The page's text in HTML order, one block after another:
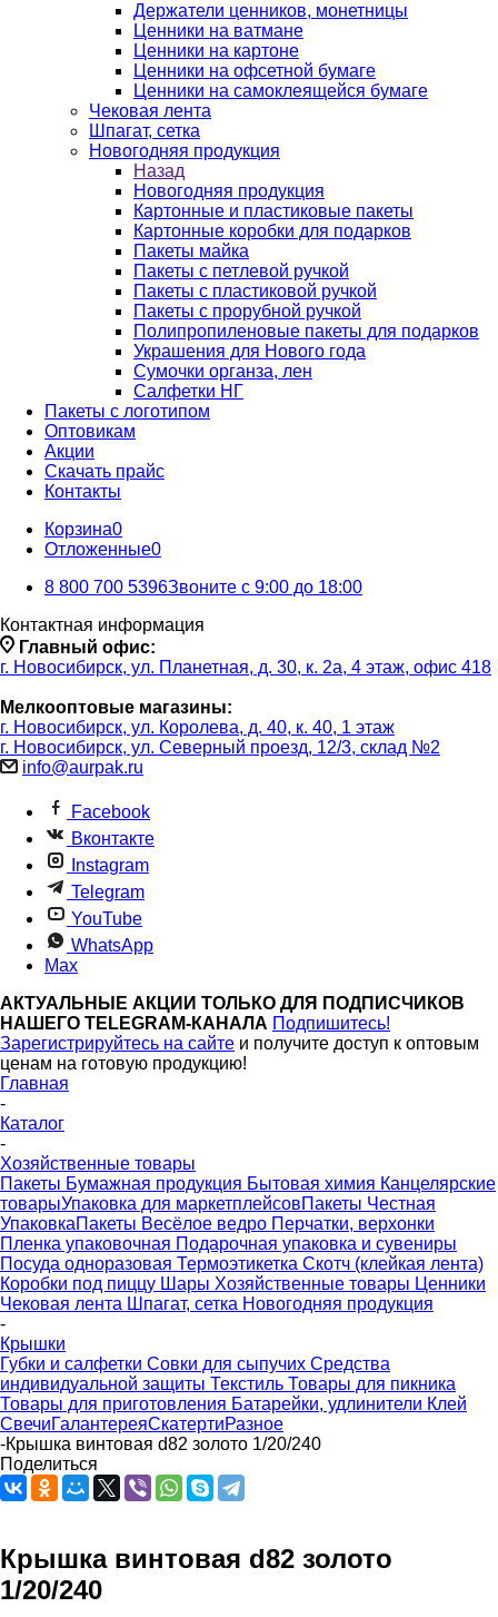
Держатели ценников, монетницы
Ценники на ватмане
Ценники на картоне
Ценники на офсетной бумаге
Ценники на самоклеящейся бумаге
Чековая лента
Шпагат, сетка
Новогодняя продукция
Назад
Новогодняя продукция
Картонные и пластиковые пакеты
Картонные коробки для подарков
Пакеты майка
Пакеты с петлевой ручкой
Пакеты с пластиковой ручкой
Пакеты с прорубной ручкой
Полипропиленовые пакеты для подарков
Украшения для Нового года
Сумочки органза, лен
Салфетки НГ
Пакеты с логотипом
Оптовикам
Акции
Скачать прайс
Контакты
Корзина0
Отложенные0
8 800 700 5396Звоните с 9:00 до 18:00
Контактная информация
Главный офис:
г. Новосибирск, ул. Планетная, д. 30, к. 2а, 4 этаж, офис 418
Мелкооптовые магазины:
г. Новосибирск, ул. Королева, д. 40, к. 40, 1 этаж
г. Новосибирск, ул. Северный проезд, 12/3, ​склад №2
info@aurpak.ru
Facebook
Вконтакте
Instagram
Telegram
YouTube
WhatsApp
Max
АКТУАЛЬНЫЕ АКЦИИ ТОЛЬКО ДЛЯ ПОДПИСЧИКОВ
НАШЕГО TELEGRAM-КАНАЛА Подпишитесь!
Зарегистрируйтесь на сайте и получите доступ к оптовым
ценам на готовую продукцию!
Главная
-
Каталог
-
Хозяйственные товары
Пакеты Бумажная продукция Бытовая химия Канцелярские
товарыУпаковка для маркетплейсовПакеты Честная
УпаковкаПакеты Весёлое ведро Перчатки, верхонки
Пленка упаковочная Подарочная упаковка и сувениры
Посуда одноразовая Термоэтикетка Скотч (клейкая лента)
Коробки под пиццу Шары Хозяйственные товары Ценники
Чековая лента Шпагат, сетка Новогодняя продукция
-
Крышки
Губки и салфетки Совки для сыпучих Средства
индивидуальной защиты Текстиль Товары для пикника
Товары для приготовления Батарейки, удлинители Клей
СвечиГалантереяСкатертиРазное
-Крышка винтовая d82 золото 1/20/240
Поделиться
Крышка винтовая d82 золото
1/20/240